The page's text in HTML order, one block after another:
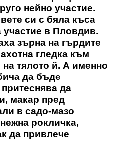
нейно участие.
си с бяла къса
участие в Пловдив.
зърна на гърдите
гледка към
на тялото й. А именно
да бъде
да
макар пред
в садо-мазо
рокличка,
да привлече